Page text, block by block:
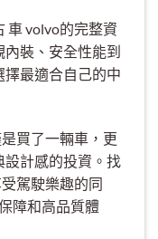
車 volvo的完整資
裝、安全性能到
最適合自己的中
買了一輛車，更
設計感的投資。找
駕駛樂趣的同
障和高品質體